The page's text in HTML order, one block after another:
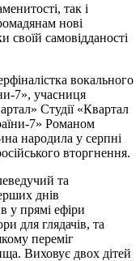
так і
нові
своїй самовідданості
вокального
7», учасниця
Студії «Квартал
7» Романом
народила у серпні
вторгнення.
та
днів
у прямі ефіри
для глядачів, та
переміг
Виховує двох дітей